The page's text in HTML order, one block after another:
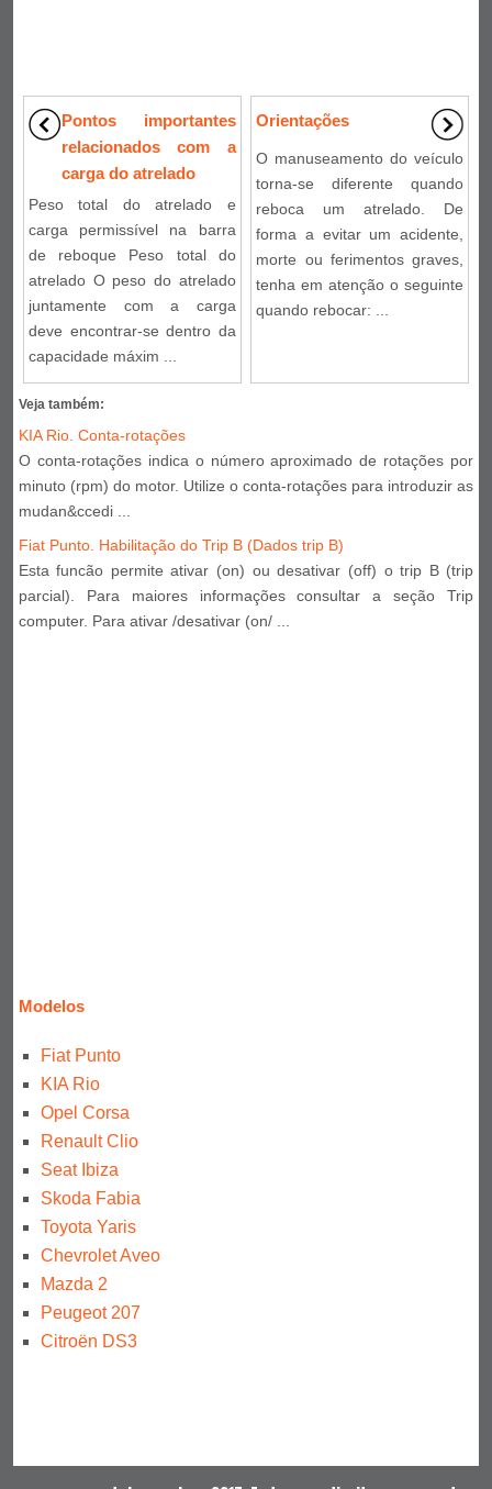
Pontos importantes
relacionados com a
carga do atrelado
Peso total do atrelado e
carga permissível na barra
de reboque Peso total do
atrelado O peso do atrelado
juntamente com a carga
deve encontrar-se dentro da
capacidade máxim ...
Orientações
O manuseamento do veículo
torna-se diferente quando
reboca um atrelado. De
forma a evitar um acidente,
morte ou ferimentos graves,
tenha em atenção o seguinte
quando rebocar: ...
Veja também:
KIA Rio. Conta-rotações
O conta-rotações indica o número aproximado de rotações por
minuto (rpm) do motor. Utilize o conta-rotações para introduzir as
mudan&ccedi ...
Fiat Punto. Habilitação do Trip B (Dados trip B)
Esta funcão permite ativar (on) ou desativar (off) o trip B (trip
parcial). Para maiores informações consultar a seção Trip
computer. Para ativar /desativar (on/ ...
Modelos
Fiat Punto
KIA Rio
Opel Corsa
Renault Clio
Seat Ibiza
Skoda Fabia
Toyota Yaris
Chevrolet Aveo
Mazda 2
Peugeot 207
Citroën DS3